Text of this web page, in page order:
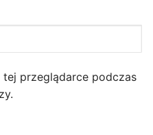
przeglądarce podczas